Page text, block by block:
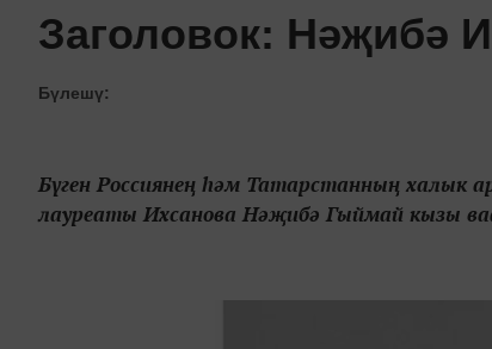
Заголовок: Нәҗибә
Бүлешү:
Бүген Россиянең һәм Татарстанның халык
лауреаты Ихсанова Нәҗибә Гыймай кызы